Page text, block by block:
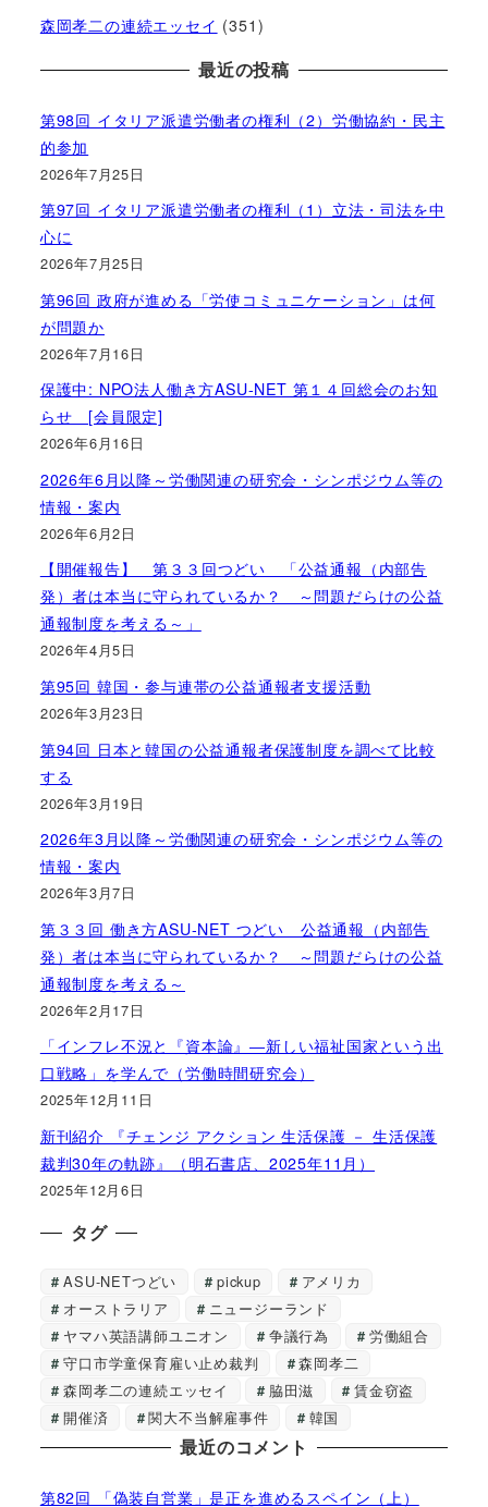
森岡孝二の連続エッセイ (351)
最近の投稿
第98回 イタリア派遣労働者の権利（2）労働協約・民主
的参加
2026年7月25日
第97回 イタリア派遣労働者の権利（1）立法・司法を中
心に
2026年7月25日
第96回 政府が進める「労使コミュニケーション」は何
が問題か
2026年7月16日
保護中: NPO法人働き方ASU-NET 第１４回総会のお知
らせ [会員限定]
2026年6月16日
2026年6月以降～労働関連の研究会・シンポジウム等の
情報・案内
2026年6月2日
【開催報告】 第３３回つどい 「公益通報（内部告
発）者は本当に守られているか？ ～問題だらけの公益
通報制度を考える～」
2026年4月5日
第95回 韓国・参与連帯の公益通報者支援活動
2026年3月23日
第94回 日本と韓国の公益通報者保護制度を調べて比較
する
2026年3月19日
2026年3月以降～労働関連の研究会・シンポジウム等の
情報・案内
2026年3月7日
第３３回 働き方ASU-NET つどい 公益通報（内部告
発）者は本当に守られているか？ ～問題だらけの公益
通報制度を考える～
2026年2月17日
「インフレ不況と『資本論』―新しい福祉国家という出
口戦略」を学んで（労働時間研究会）
2025年12月11日
新刊紹介 『チェンジ アクション 生活保護 － 生活保護
裁判30年の軌跡』（明石書店、2025年11月）
2025年12月6日
タグ
ASU-NETつどい pickup
アメリカ
オーストラリア
ニュージーランド
ヤマハ英語講師ユニオン
争議行為
労働組合
守口市学童保育雇い止め裁判
森岡孝二
森岡孝二の連続エッセイ
脇田滋
賃金窃盗
開催済
関大不当解雇事件 韓国
最近のコメント
第82回 「偽装自営業」是正を進めるスペイン（上）